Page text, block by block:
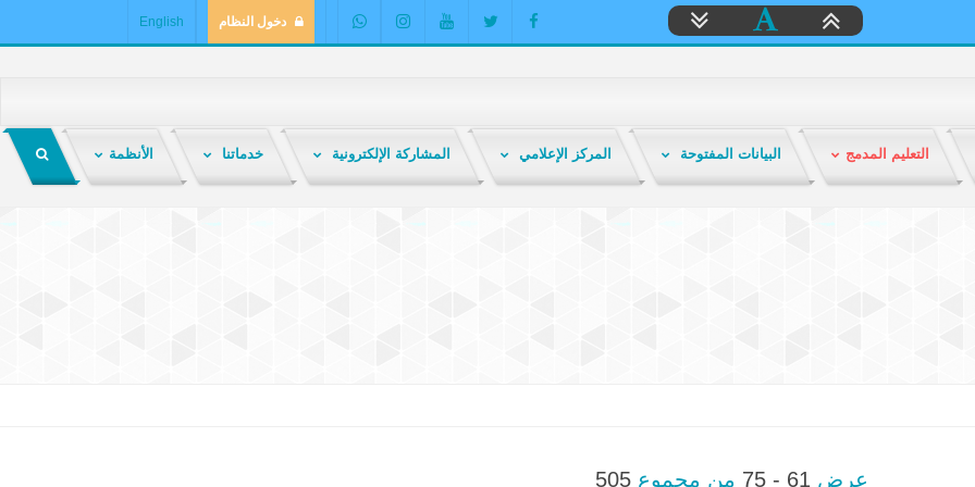
دخول النظام English
التعليم المدمج البيانات المفتوحة المركز الإعلامي المشاركة الإلكترونية خدماتنا الأنظمة
عرض 61 - 75 من مجموع 505